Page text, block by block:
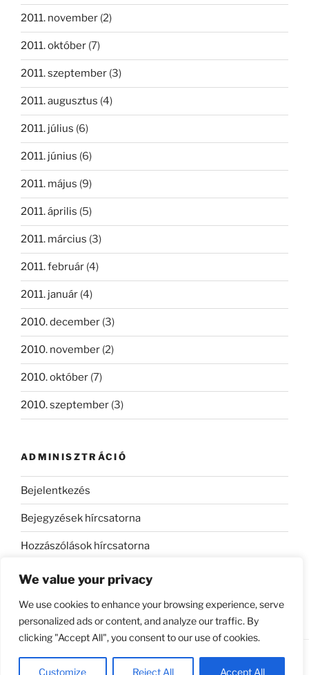
We value your privacy
We use cookies to enhance your browsing experience, serve
personalized ads or content, and analyze our traffic. By
clicking "Accept All", you consent to our use of cookies.
Customize Reject All Accept All
2011. november (2)
2011. október (7)
2011. szeptember (3)
2011. augusztus (4)
2011. július (6)
2011. június (6)
2011. május (9)
2011. április (5)
2011. március (3)
2011. február (4)
2011. január (4)
2010. december (3)
2010. november (2)
2010. október (7)
2010. szeptember (3)
ADMINISZTRÁCIÓ
Bejelentkezés
Bejegyzések hírcsatorna
Hozzászólások hírcsatorna
WordPress Magyarország
Köszönjük WordPress!